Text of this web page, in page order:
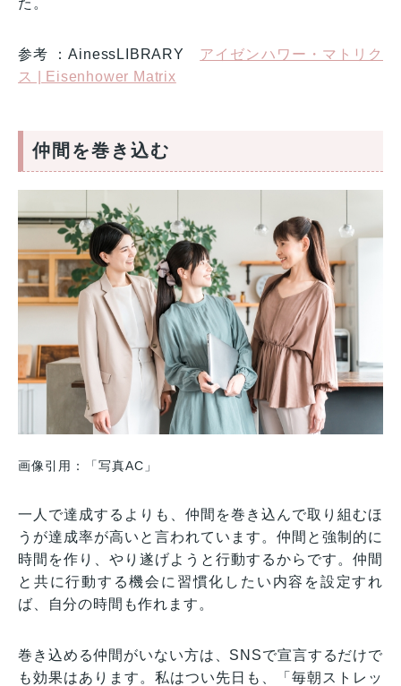
参考 ：AinessLIBRARY アイゼンハワー・マトリク
ス | Eisenhower Matrix
仲間を巻き込む
画像引用：「写真AC」
一人で達成するよりも、仲間を巻き込んで取り組むほ
うが達成率が高いと言われています。仲間と強制的に
時間を作り、やり遂げようと行動するからです。仲間
と共に行動する機会に習慣化したい内容を設定すれ
ば、自分の時間も作れます。
巻き込める仲間がいない方は、SNSで宣言するだけで
も効果はあります。私はつい先日も、「毎朝ストレッ